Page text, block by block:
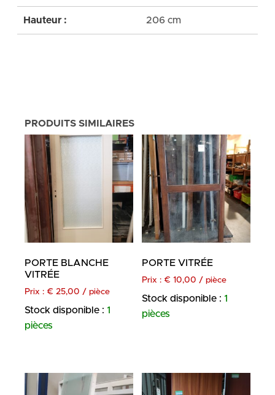
Hauteur : 206 cm
PRODUITS SIMILAIRES
PORTE BLANCHE
VITRÉE
Prix : € 25,00 / pièce
Stock disponible : 1
pièces
PORTE VITRÉE
Prix : € 10,00 / pièce
Stock disponible : 1
pièces